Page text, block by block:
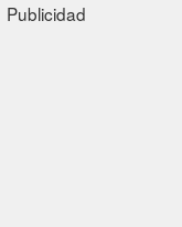
Publicidad